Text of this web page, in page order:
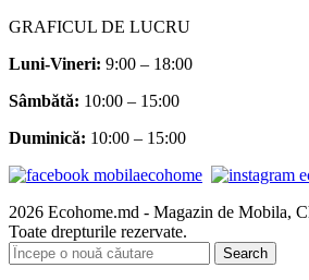
GRAFICUL DE LUCRU
Luni-Vineri: 9:00 – 18:00
Sâmbătă: 10:00 – 15:00
Duminică: 10:00 – 15:00
2026 Ecohome.md - Magazin de Mobila,
Toate drepturile rezervate.
Search